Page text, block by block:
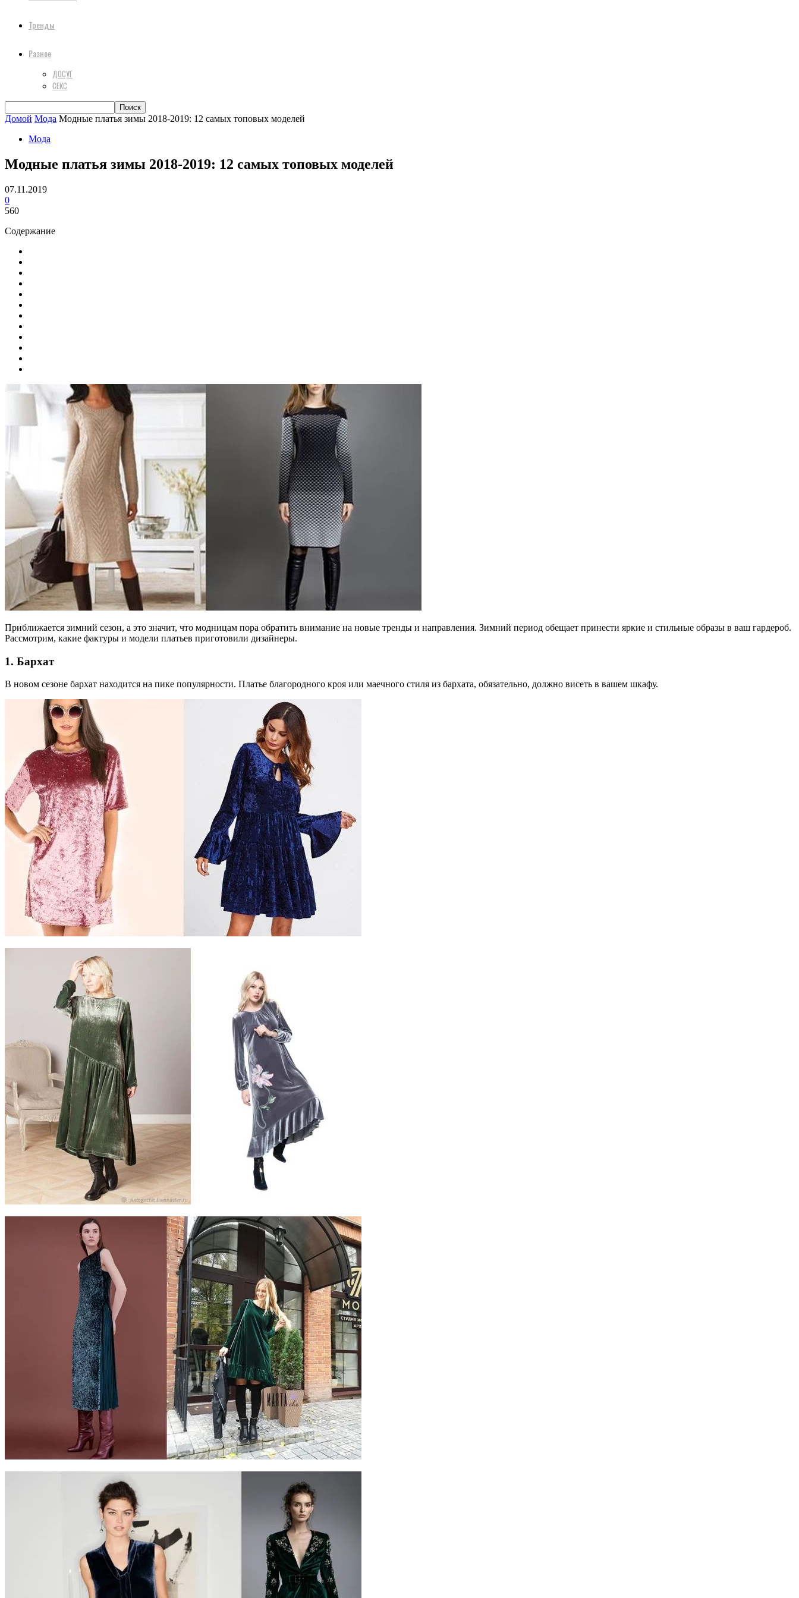
Тренды
Разное
ДОСУГ
СЕКС
Домой Мода Модные платья зимы 2018-2019: 12 самых топовых моделей
Мода
Модные платья зимы 2018-2019: 12 самых топовых моделей
07.11.2019
0
560
Содержание
Приближается зимний сезон, а это значит, что модницам пора обратить внимание на новые тренды и направления. Зимний период обещает принести яркие и стильные образы в ваш гардероб.
Рассмотрим, какие фактуры и модели платьев приготовили дизайнеры.
1. Бархат
В новом сезоне бархат находится на пике популярности. Платье благородного кроя или маечного стиля из бархата, обязательно, должно висеть в вашем шкафу.